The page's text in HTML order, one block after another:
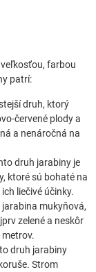
farbou
patrí:
druh, ktorý
červené plody a
a nenáročná na
druh jarabiny je
ktoré sú bohaté na
liečivé účinky.
mukyňová,
zelené a neskôr
metrov.
druh jarabiny
Strom